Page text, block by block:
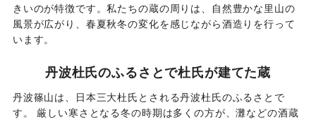
きいのが特徴です。私たちの蔵の周りは、自然豊かな里山の
風景が広がり、春夏秋冬の変化を感じながら酒造りを行って
います。
丹波杜氏のふるさとで杜氏が建てた蔵
丹波篠山は、日本三大杜氏とされる丹波杜氏のふるさとで
す。 厳しい寒さとなる冬の時期は多くの方が、灘などの酒蔵